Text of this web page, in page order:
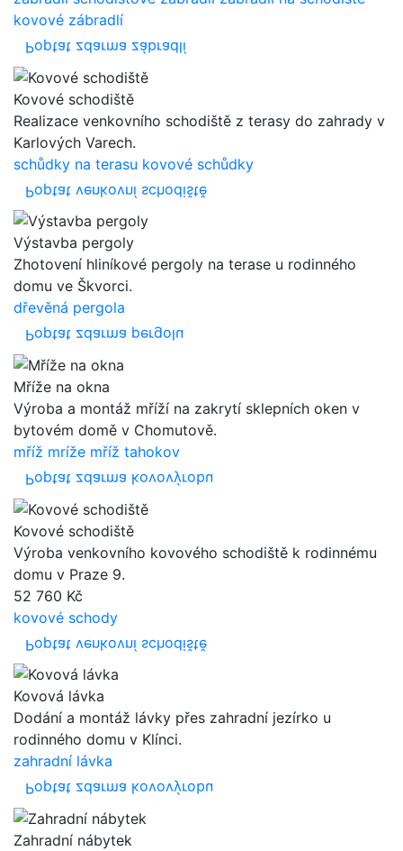
kovové zábradlí
Poptat zdarma zábradlí
Kovové schodiště
Realizace venkovního schodiště z terasy do zahrady v
Karlových Varech.
schůdky na terasu kovové schůdky
Poptat venkovní schodiště
Výstavba pergoly
Zhotovení hliníkové pergoly na terase u rodinného
domu ve Škvorci.
dřevěná pergola
Poptat zdarma pergolu
Mříže na okna
Výroba a montáž mříží na zakrytí sklepních oken v
bytovém domě v Chomutově.
mříž mríže mříž tahokov
Poptat zdarma kovovýrobu
Kovové schodiště
Výroba venkovního kovového schodiště k rodinnému
domu v Praze 9.
52 760 Kč
kovové schody
Poptat venkovní schodiště
Kovová lávka
Dodání a montáž lávky přes zahradní jezírko u
rodinného domu v Klínci.
zahradní lávka
Poptat zdarma kovovýrobu
Zahradní nábytek